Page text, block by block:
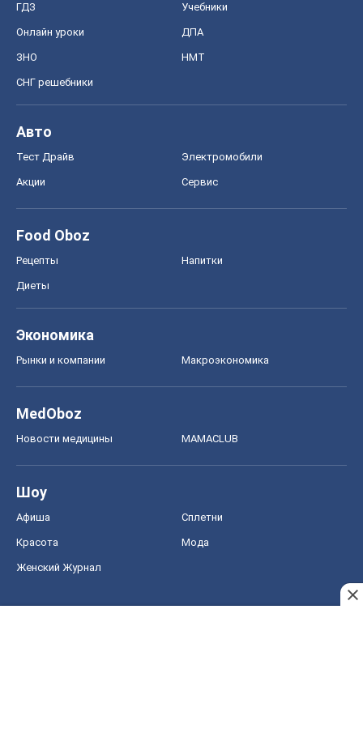
ГДЗ Учебники
Онлайн уроки ДПА
ЗНО НМТ
СНГ решебники
Авто
Тест Драйв Электромобили
Акции Сервис
Food Oboz
Рецепты Напитки
Диеты
Экономика
Рынки и компании Mакроэкономика
MedOboz
Новости медицины MAMACLUB
Шоу
Афиша Сплетни
Красота Мода
Женский Журнал